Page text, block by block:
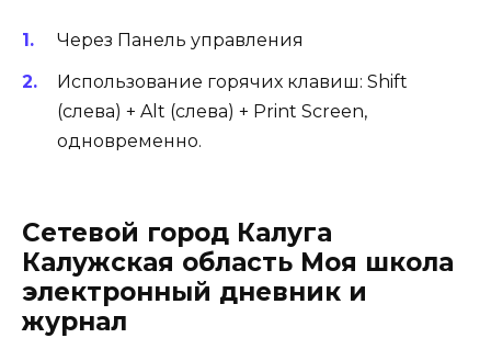
Через Панель управления
Использование горячих клавиш: Shift
(слева) + Alt (слева) + Print Screen,
одновременно.
Сетевой город Калуга
Калужская область Моя школа
электронный дневник и
журнал